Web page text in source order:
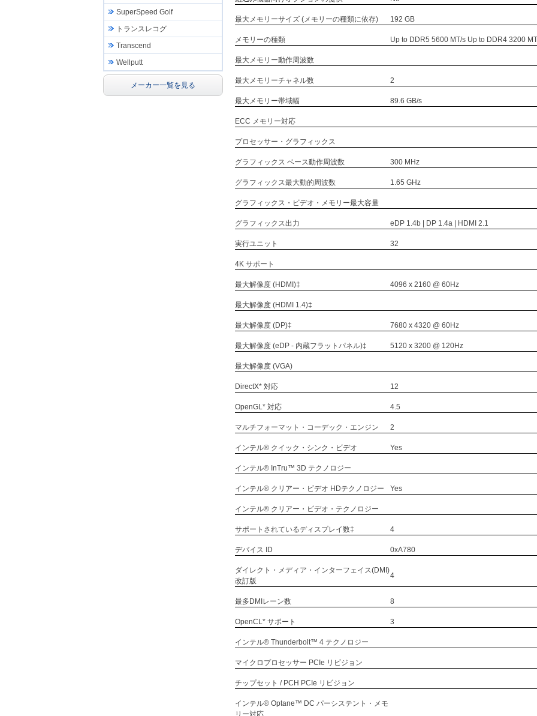
最大メモリーサイズ (メモリーの種類に依存) 192 GB
メモリーの種類 Up to DDR5 5600 MT/s Up to DDR4 3200
最大メモリー動作周波数
最大メモリーチャネル数 2
最大メモリー帯域幅 89.6 GB/s
ECC メモリー対応
プロセッサー・グラフィックス
グラフィックス ベース動作周波数 300 MHz
グラフィックス最大動的周波数 1.65 GHz
グラフィックス・ビデオ・メモリー最大容量
グラフィックス出力 eDP 1.4b | DP 1.4a | HDMI 2.1
実行ユニット 32
4K サポート
最大解像度 (HDMI)‡ 4096 x 2160 @ 60Hz
最大解像度 (HDMI 1.4)‡
最大解像度 (DP)‡ 7680 x 4320 @ 60Hz
最大解像度 (eDP - 内蔵フラットパネル)‡ 5120 x 3200 @ 120Hz
最大解像度 (VGA)
DirectX* 対応 12
OpenGL* 対応 4.5
マルチフォーマット・コーデック・エンジン 2
インテル® クイック・シンク・ビデオ Yes
インテル® InTru™ 3D テクノロジー
インテル® クリアー・ビデオ HDテクノロジー Yes
インテル® クリアー・ビデオ・テクノロジー
サポートされているディスプレイ数‡ 4
デバイス ID 0xA780
ダイレクト・メディア・インターフェイス(DMI)
改訂版
4
最多DMIレーン数 8
OpenCL* サポート 3
インテル® Thunderbolt™ 4 テクノロジー
マイクロプロセッサー PCIe リビジョン
チップセット / PCH PCIe リビジョン
インテル® Optane™ DC パーシステント・メモ
リー対応
SuperSpeed Golf
トランスレコグ
Transcend
Wellputt
メーカー一覧を見る